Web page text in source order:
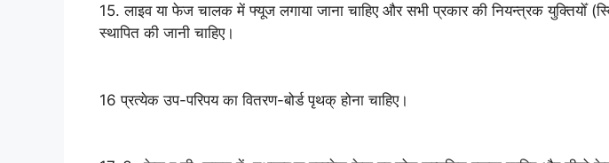
15. लाइव या फेज चालक में फ्यूज लगाया जाना चाहिए और सभी प्रकार की नियन्त्रक युक्तियोँ
स्थापित की जानी चाहिए।
16 प्रत्येक उप-परिपय का वितरण-बोर्ड पृथक् होना चाहिए।